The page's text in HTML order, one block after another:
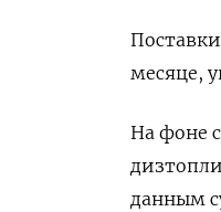
месяце,
На фоне
данным